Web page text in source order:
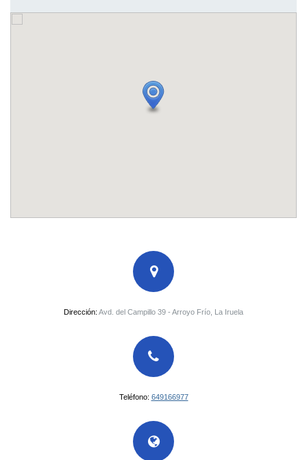
Dirección: Avd. del Campillo 39 - Arroyo Frío, La Iruela
Teléfono: 649166977